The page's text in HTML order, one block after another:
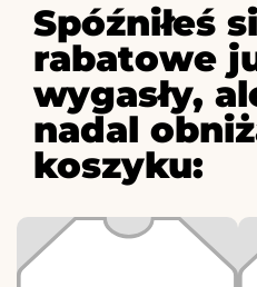
Spóźniłeś
rabatowe
wygasły,
nadal
koszyku: